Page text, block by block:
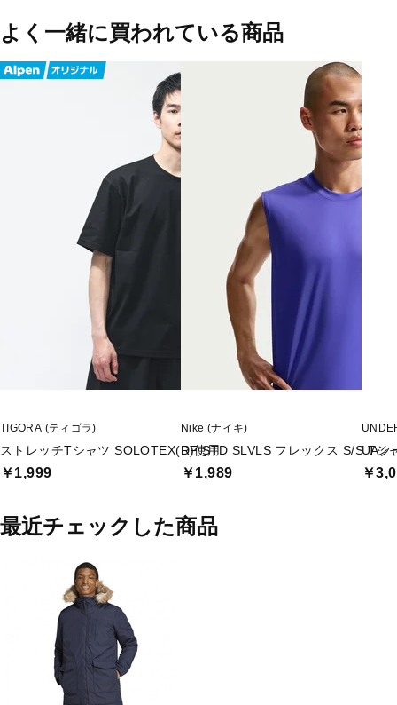
よく一緒に買われている商品
TIGORA (ティゴラ)
ストレッチTシャツ SOLOTEX(R)使用
￥1,999
Nike (ナイキ)
DF STD SLVLS フレックス S/S Tシ
￥1,989
UAク
￥
最近チェックした商品